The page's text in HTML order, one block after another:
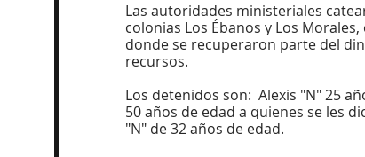
Las autoridades ministeriales
colonias Los Ébanos y Los Morales,
donde se recuperaron parte del
recursos.
Los detenidos son:  Alexis "N" 25
50 años de edad a quienes se les
"N" de 32 años de edad.